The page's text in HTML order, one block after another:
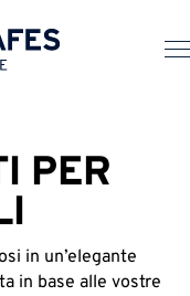
PER
in un’elegante
in base alle vostre